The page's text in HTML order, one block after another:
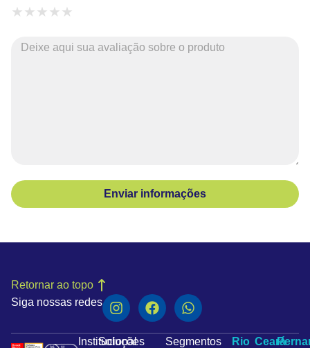
★
★
★
★
★
Enviar informações
Siga nossas redes
Retornar ao topo
Institucional
Soluções Segmentos
Rio Ceará